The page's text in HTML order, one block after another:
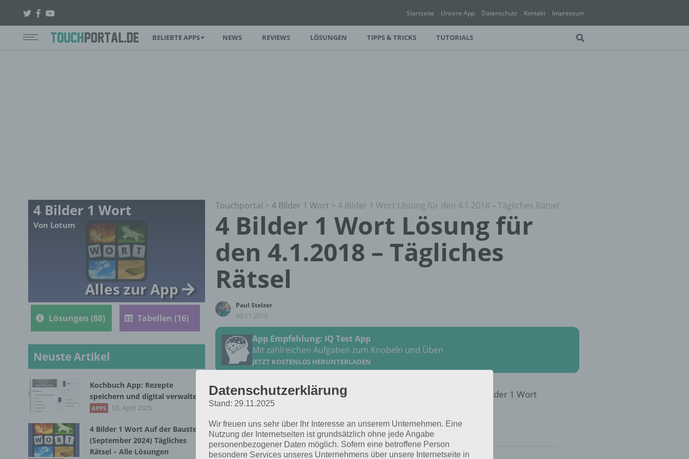
Startseite Unsere App Datenschutz Kontakt Impressum
BELIEBTE APPS NEWS REVIEWS LÖSUNGEN TIPPS & TRICKS TUTORIALS
Touchportal > 4 Bilder 1 Wort > 4 Bilder 1 Wort Lösung für den 4.1.2018 – Tägliches Rätsel
4 Bilder 1 Wort Lösung für
den 4.1.2018 – Tägliches
Rätsel
Paul Stelzer
09.11.2019
App Empfehlung: IQ Test App
Mit zahlreichen Aufgaben zum Knobeln und Üben
JETZT KOSTENLOS HERUNTERLADEN
Die Lösung für das tägliche Rätsel zu Schweden im Januar 2018 in 4 Bilder 1 Wort
vom 4.1.2018 lautet:
EISHOCKEY
4 Bilder 1 Wort
Von Lotum
Alles zur App
Lösungen (88) Tabellen (16)
Neuste Artikel
Kochbuch App: Rezepte
speichern und digital verwalten
APPS 03. April 2025
4 Bilder 1 Wort Auf der Baustelle
(September 2024) Tägliches
Rätsel – Alle Lösungen
Datenschutzerklärung
Stand: 29.11.2025
Wir freuen uns sehr über Ihr Interesse an unserem Unternehmen. Eine
Nutzung der Internetseiten ist grundsätzlich ohne jede Angabe
personenbezogener Daten möglich. Sofern eine betroffene Person
besondere Services unseres Unternehmens über unsere Internetseite in